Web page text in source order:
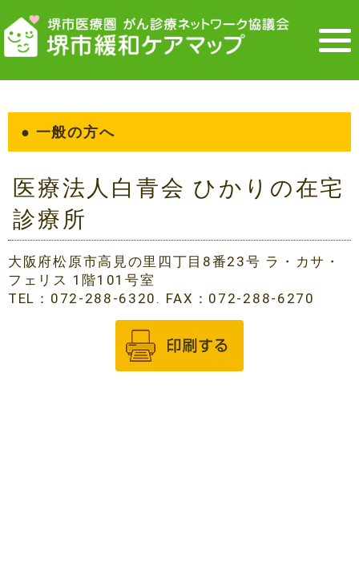
● 一般の方へ
医療法人白青会 ひかりの在宅
診療所
大阪府松原市高見の里四丁目8番23号 ラ・カサ・
フェリス 1階101号室
TEL：072-288-6320. FAX：072-288-6270